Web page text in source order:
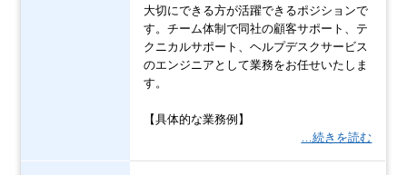
大切にできる方が活躍できるポジションで
す。チーム体制で同社の顧客サポート、テ
クニカルサポート、ヘルプデスクサービス
のエンジニアとして業務をお任せいたしま
す。
【具体的な業務例】
…続きを読む